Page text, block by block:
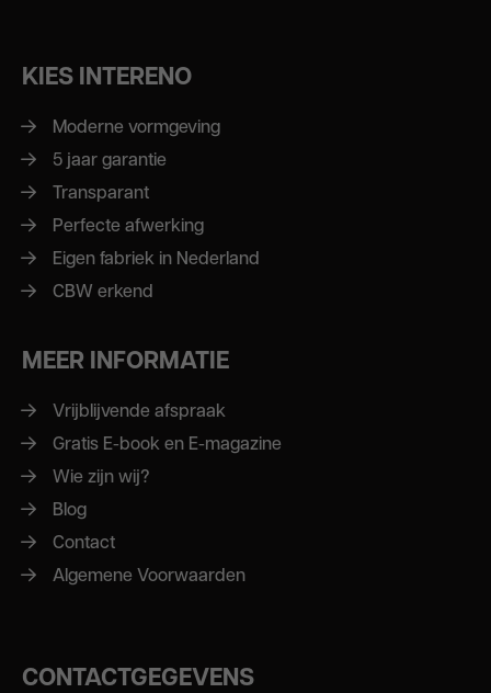
KIES INTERENO
Moderne vormgeving
5 jaar garantie
Transparant
Perfecte afwerking
Eigen fabriek in Nederland
CBW erkend
MEER INFORMATIE
Vrijblijvende afspraak
Gratis E-book en E-magazine
Wie zijn wij?
Blog
Contact
Algemene Voorwaarden
CONTACTGEGEVENS